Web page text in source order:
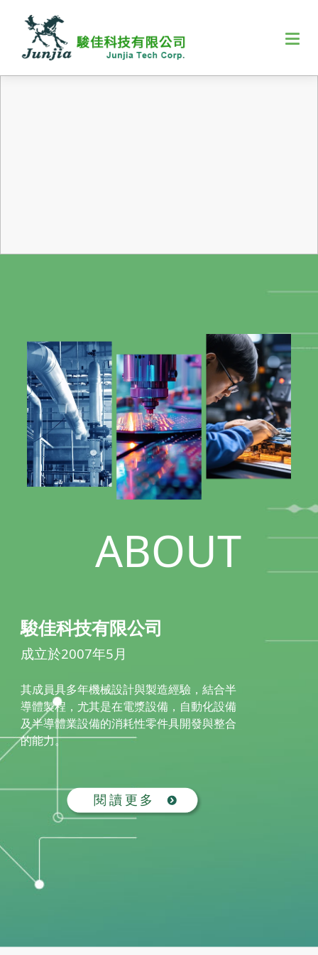
ABOUT
駿佳科技有限公司
成立於2007年5月
其成員具多年機械設計與製造經驗，結合半
導體製程，尤其是在電漿設備，自動化設備
及半導體業設備的消耗性零件具開發與整合
的能力。